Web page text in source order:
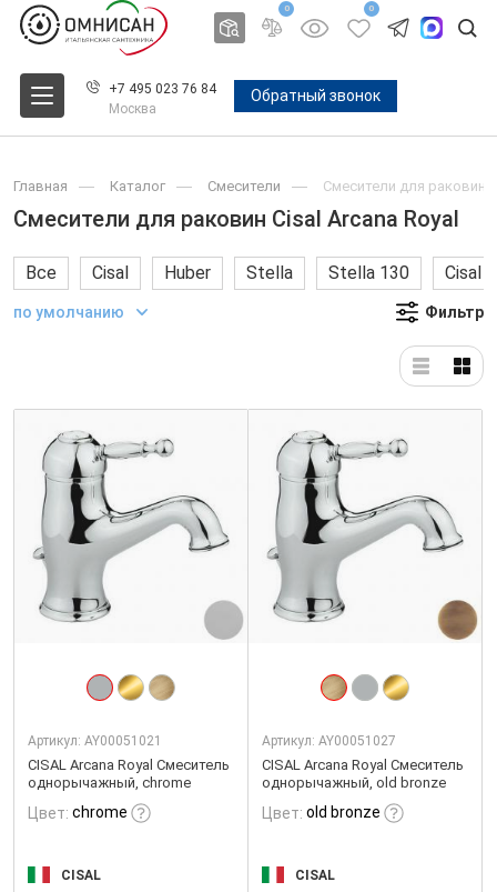
0 0
+7 495 023 76 84
Москва
Обратный звонок
Главная Каталог Смесители Смесители для раковин
Смесители для раковин Cisal Arcana Royal
Все Cisal Huber Stella Stella 130 Cisal
по умолчанию Фильтр
Артикул: AY00051021
CISAL Arcana Royal Смеситель
однорычажный, chrome
Цвет: chrome
CISAL
Артикул: AY00051027
CISAL Arcana Royal Смеситель
однорычажный, old bronze
Цвет: old bronze
CISAL